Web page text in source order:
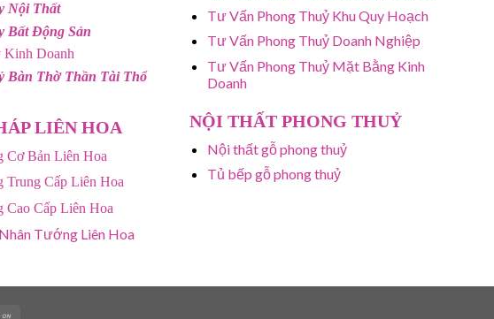
Nội Thất
Bất Động Sản
Kinh Doanh
Bàn Thờ Thần Tài Thổ
LIÊN HOA
Cơ Bản Liên Hoa
Trung Cấp Liên Hoa
Cao Cấp Liên Hoa
Tướng Liên Hoa
Tư Vấn Phong Thuỷ Khu Quy Hoạch
Tư Vấn Phong Thuỷ Doanh Nghiệp
Tư Vấn Phong Thuỷ Mặt Bằng Kinh
Doanh
NỘI THẤT PHONG THUỶ
Nội thất gỗ phong thuỷ
Tủ bếp gỗ phong thuỷ